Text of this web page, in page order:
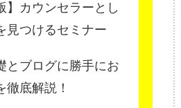
】カウンセラーとし
見つけるセミナー
とブログに勝手にお
底解説！